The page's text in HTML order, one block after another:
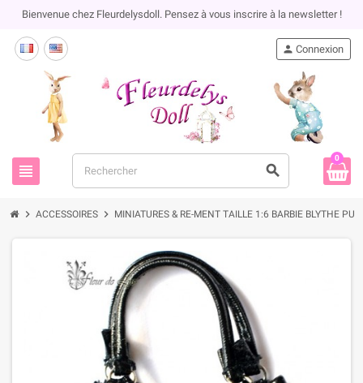
Bienvenue chez Fleurdelysdoll. Pensez à vous inscrire à la newsletter !
view_headline search
person Connexion
0
chevron_right ACCESSOIRES chevron_right MINIATURES & RE-MENT TAILLE 1:6 BARBIE BLYTHE